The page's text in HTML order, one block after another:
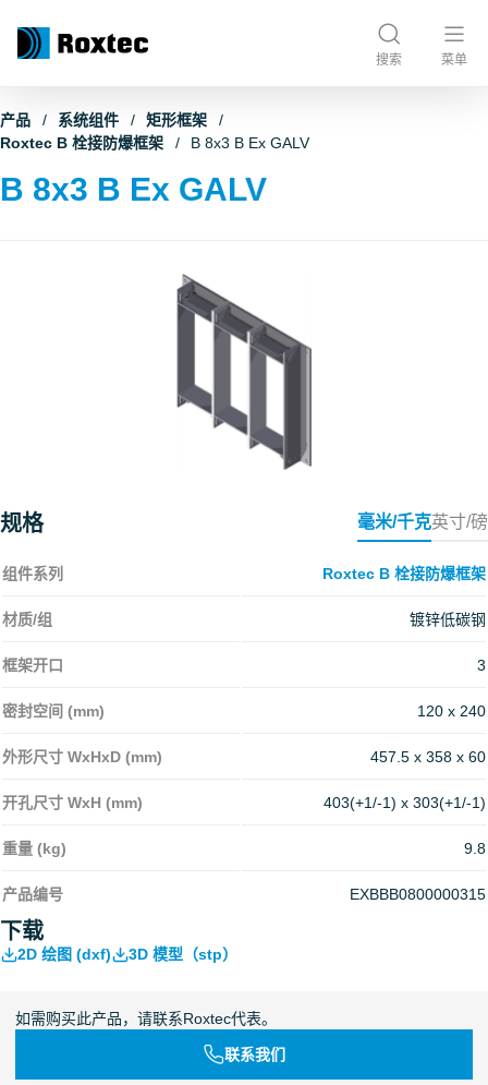
搜索 菜单
产品 系统组件
矩形框架
Roxtec B 栓接防爆框架
B 8x3 B Ex GALV
B 8x3 B Ex GALV
规格 毫米/千克英寸/磅
组件系列 Roxtec B 栓接防爆框架
材质/组 镀锌低碳钢
框架开口 3
密封空间 (mm) 120 x 240
外形尺寸 WxHxD (mm) 457.5 x 358 x 60
开孔尺寸 WxH (mm) 403(+1/-1) x 303(+1/-1)
重量 (kg) 9.8
产品编号 EXBBB0800000315
下载
2D 绘图 (dxf) 3D 模型（stp）
如需购买此产品，请联系Roxtec代表。
联系我们